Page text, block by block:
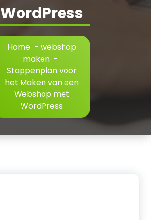
WordPress
Home- webshop
maken -
Stappenplan voor
het Maken van een
Webshop met
WordPress